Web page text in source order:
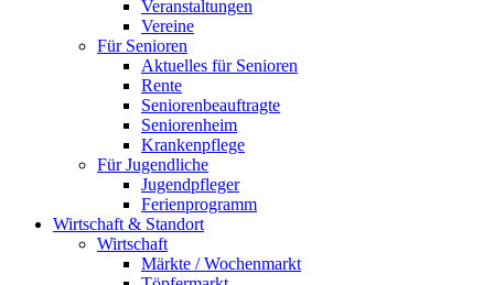
Veranstaltungen
Vereine
Für Senioren
Aktuelles für Senioren
Rente
Seniorenbeauftragte
Seniorenheim
Krankenpflege
Für Jugendliche
Jugendpfleger
Ferienprogramm
Wirtschaft & Standort
Wirtschaft
Märkte / Wochenmarkt